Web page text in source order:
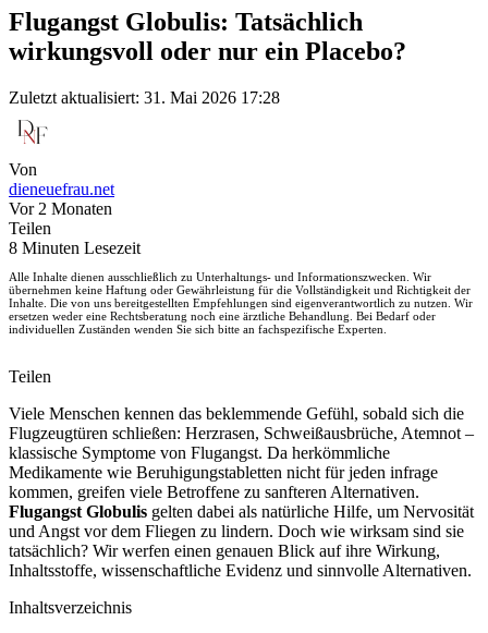
Flugangst Globulis: Tatsächlich
wirkungsvoll oder nur ein Placebo?
Zuletzt aktualisiert: 31. Mai 2026 17:28
Von
dieneuefrau.net
Vor 2 Monaten
Teilen
8 Minuten Lesezeit
Alle Inhalte dienen ausschließlich zu Unterhaltungs- und Informationszwecken. Wir
übernehmen keine Haftung oder Gewährleistung für die Vollständigkeit und Richtigkeit der
Inhalte. Die von uns bereitgestellten Empfehlungen sind eigenverantwortlich zu nutzen. Wir
ersetzen weder eine Rechtsberatung noch eine ärztliche Behandlung. Bei Bedarf oder
individuellen Zuständen wenden Sie sich bitte an fachspezifische Experten.
Teilen
Viele Menschen kennen das beklemmende Gefühl, sobald sich die
Flugzeugtüren schließen: Herzrasen, Schweißausbrüche, Atemnot –
klassische Symptome von Flugangst. Da herkömmliche
Medikamente wie Beruhigungstabletten nicht für jeden infrage
kommen, greifen viele Betroffene zu sanfteren Alternativen.
Flugangst Globulis gelten dabei als natürliche Hilfe, um Nervosität
und Angst vor dem Fliegen zu lindern. Doch wie wirksam sind sie
tatsächlich? Wir werfen einen genauen Blick auf ihre Wirkung,
Inhaltsstoffe, wissenschaftliche Evidenz und sinnvolle Alternativen.
Inhaltsverzeichnis